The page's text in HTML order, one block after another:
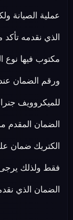
عملية الصيانة
الذي نقدمه
مكتوب فيها نوع
ورقم الضمان عند
للميكروويف
الضمان المقدم
الكتريك ضمان
فقط ولذلك يرجى
الضمان الذي